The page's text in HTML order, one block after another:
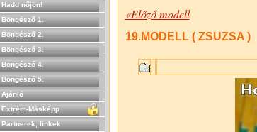
Hadd nőjön!
Böngésző 1.
Böngésző 2.
Böngésző 3.
Böngésző 4.
Böngésző 5.
Ajánló
Extrém-Másképp
Partnerek, linkek
«Előző modell
19.MODELL ( ZSUZSA )